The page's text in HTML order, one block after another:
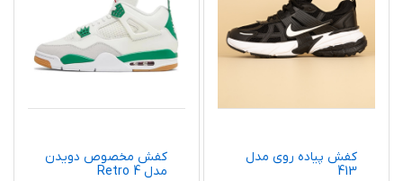
کفش پیاده روی مدل
413
کفش مخصوص دویدن
مدل 4 Retro